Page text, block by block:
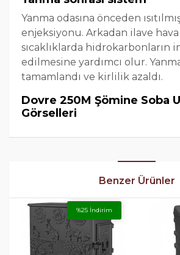
Yanma odasına önceden
enjeksiyonu. Arkadan ilave
sıcaklıklarda hidrokarbonların
edilmesine yardımcı olur.
tamamlandı ve kirlilik azaldı.
Dovre 250M Şömine Soba
Görselleri
Benzer Ürünler
%25 İndirim